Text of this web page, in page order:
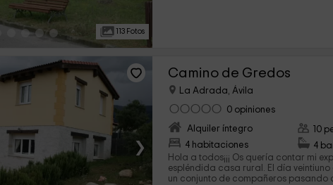
113 Fotos
homecinema por si acaso te apetece
cine con tus acompañantes (que
bueno fuera, no llegamos a emplear).
›
Camino de Gredos
La Adrada, Ávila
0 opiniones
Alquiler íntegro
4 habitaciones
10
4
Hola a todos¡¡¡ Os quería contar mi
espléndida casa rural. El día veintiuno
un conjunto de compañeros pasando